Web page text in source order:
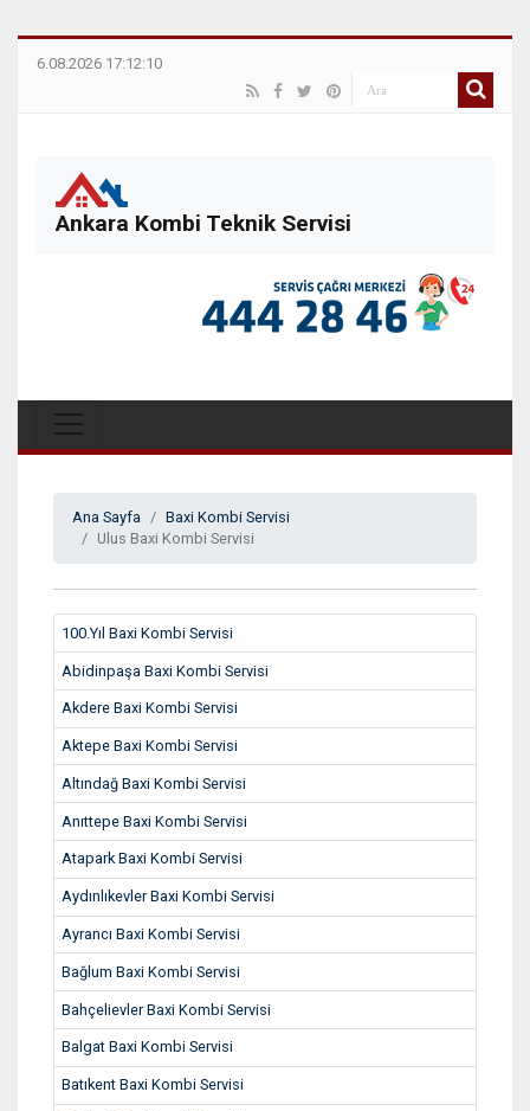
6.08.2026 17:12:10
Ankara Kombi Teknik Servisi
Ana Sayfa
Baxi Kombi Servisi
Ulus Baxi Kombi Servisi
100.Yıl Baxi Kombi Servisi
Abidinpaşa Baxi Kombi Servisi
Akdere Baxi Kombi Servisi
Aktepe Baxi Kombi Servisi
Altındağ Baxi Kombi Servisi
Anıttepe Baxi Kombi Servisi
Atapark Baxi Kombi Servisi
Aydınlıkevler Baxi Kombi Servisi
Ayrancı Baxi Kombi Servisi
Bağlum Baxi Kombi Servisi
Bahçelievler Baxi Kombi Servisi
Balgat Baxi Kombi Servisi
Batıkent Baxi Kombi Servisi